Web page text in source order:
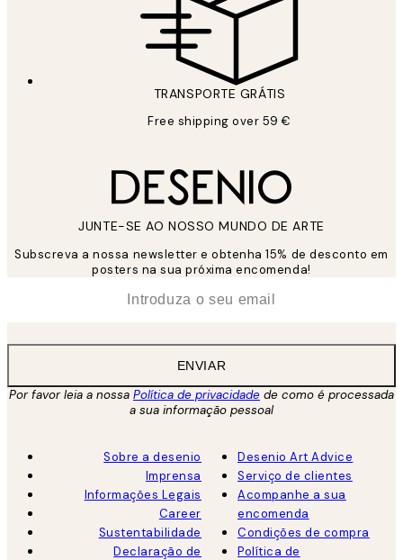
TRANSPORTE GRÁTIS
Free shipping over 59 €
JUNTE-SE AO NOSSO MUNDO DE ARTE
Subscreva a nossa newsletter e obtenha 15% de desconto em
posters na sua próxima encomenda!
ENVIAR
Por favor leia a nossa Política de privacidade de como é processada
a sua informação pessoal
Sobre a desenio
Imprensa
Informações Legais
Career
Sustentabilidade
Declaração de
Desenio Art Advice
Serviço de clientes
Acompanhe a sua
encomenda
Condições de compra
Política de